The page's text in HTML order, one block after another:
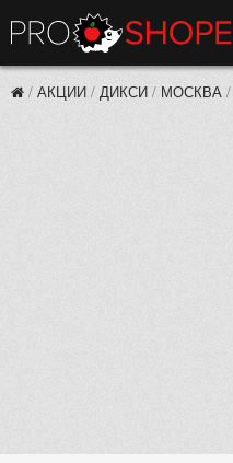
/ АКЦИИ / ДИКСИ / МОСКВА /